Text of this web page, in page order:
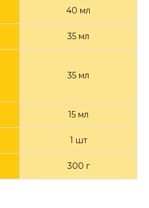
40 мл
35 мл
35 мл
15 мл
1 шт
300 г